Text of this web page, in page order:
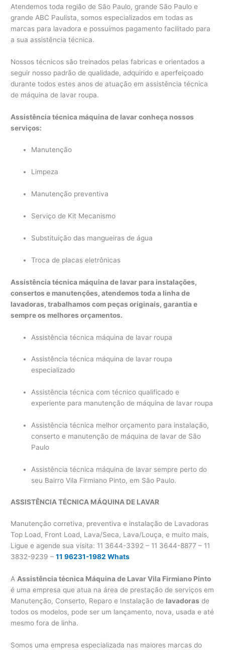
Atendemos toda região de São Paulo, grande São Paulo e
grande ABC Paulista, somos especializados em todas as
marcas para lavadora e possuímos pagamento facilitado para
a sua assistência técnica.
Nossos técnicos são treinados pelas fabricas e orientados a
seguir nosso padrão de qualidade, adquirido e aperfeiçoado
durante todos estes anos de atuação em assistência técnica
de máquina de lavar roupa.
Assistência técnica máquina de lavar conheça nossos
serviços:
Manutenção
Limpeza
Manutenção preventiva
Serviço de Kit Mecanismo
Substituição das mangueiras de água
Troca de placas eletrônicas
Assistência técnica máquina de lavar para instalações,
consertos e manutenções, atendemos toda a linha de
lavadoras, trabalhamos com peças originais, garantia e
sempre os melhores orçamentos.
Assistência técnica máquina de lavar roupa
Assistência técnica máquina de lavar roupa
especializado
Assistência técnica com técnico qualificado e
experiente para manutenção de máquina de lavar roupa
Assistência técnica melhor orçamento para instalação,
conserto e manutenção de máquina de lavar de São
Paulo
Assistência técnica máquina de lavar sempre perto do
seu Bairro Vila Firmiano Pinto, em São Paulo.
ASSISTÊNCIA TÉCNICA MÁQUINA DE LAVAR
Manutenção corretiva, preventiva e instalação de Lavadoras
Top Load, Front Load, Lava/Seca, Lava/Louça, e muito mais,
Ligue e agende sua visita: 11 3644-3392 – 11 3644-8877 – 11
3832-9239 –11 96231-1982 Whats
AAssistência técnica Máquina de Lavar Vila Firmiano Pinto
é uma empresa que atua na área de prestação de serviços em
Manutenção, Conserto, Reparo e Instalação de lavadoras de
todos os modelos, pode ser um lançamento, nova, usada e até
mesmo fora de linha.
Somos uma empresa especializada nas maiores marcas do